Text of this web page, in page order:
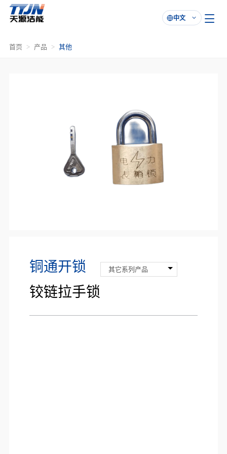

中文
首页 产品 其他
铜通开锁
铰链拉手锁
其它系列产品